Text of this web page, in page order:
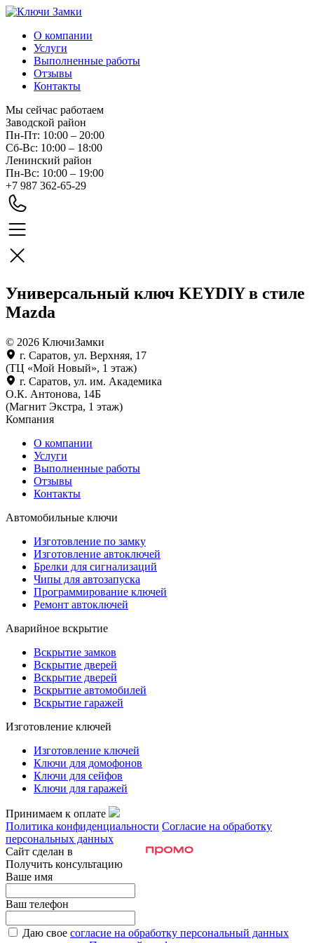
О компании
Услуги
Выполненные работы
Отзывы
Контакты
Мы сейчас работаем
Заводской район
Пн-Пт: 10:00 – 20:00
Сб-Вс: 10:00 – 18:00
Ленинский район
Пн-Вс: 10:00 – 19:00
+7 987 362-65-29
Универсальный ключ KEYDIY в стиле
Mazda
© 2026 КлючиЗамки
г. Саратов, ул. Верхняя, 17
(ТЦ «Мой Новый», 1 этаж)
г. Саратов, ул. им. Академика
О.К. Антонова, 14Б
(Магнит Экстра, 1 этаж)
Компания
О компании
Услуги
Выполненные работы
Отзывы
Контакты
Автомобильные ключи
Изготовление по замку
Изготовление автоключей
Брелки для сигнализаций
Чипы для автозапуска
Программирование ключей
Ремонт автоключей
Аварийное вскрытие
Вскрытие замков
Вскрытие дверей
Вскрытие дверей
Вскрытие автомобилей
Вскрытие гаражей
Изготовление ключей
Изготовление ключей
Ключи для домофонов
Ключи для сейфов
Ключи для гаражей
Принимаем к оплате
Политика конфиденциальности Согласие на обработку
персональных данных
Сайт сделан в
Получить консультацию
Ваше имя
Ваш телефон
Даю свое согласие на обработку персональный данных